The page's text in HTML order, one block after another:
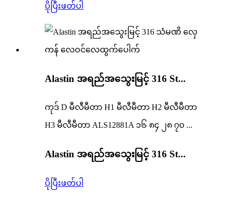
ပိုပြီးဖတ်ပါ
Alastin အရည်အသွေးမြင့် 316 St...
ကုဒ် D မီလီမီတာ H1 မီလီမီတာ H2 မီလီမီတာ
H3 မီလီမီတာ ALS12881A ၁၆ ၈၄ ၂၈ ၇၀ ...
Alastin အရည်အသွေးမြင့် 316 St...
ပိုပြီးဖတ်ပါ